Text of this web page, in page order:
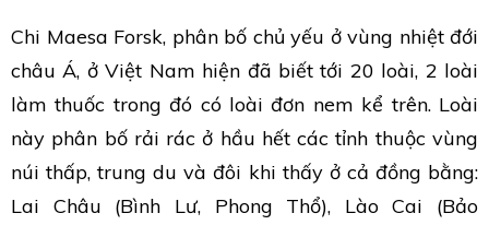
Chi Maesa Forsk, phân bố chủ yếu ở vùng nhiệt đới
châu Á, ở Việt Nam hiện đã biết tới 20 loài, 2 loài
làm thuốc trong đó có loài đơn nem kể trên. Loài
này phân bố rải rác ở hầu hết các tỉnh thuộc vùng
núi thấp, trung du và đôi khi thấy ở cả đồng bằng:
Lai Châu (Bình Lư, Phong Thổ), Lào Cai (Bảo